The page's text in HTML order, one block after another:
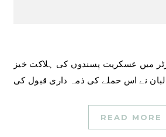
READ MORE